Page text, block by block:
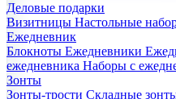
Деловые подарки
Визитницы Настольные
Ежедневник
Блокноты Ежедневники
ежедневника Наборы с
Зонты
Зонты-трости Складные